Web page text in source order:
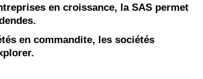
en croissance, la SAS permet
en commandite, les sociétés